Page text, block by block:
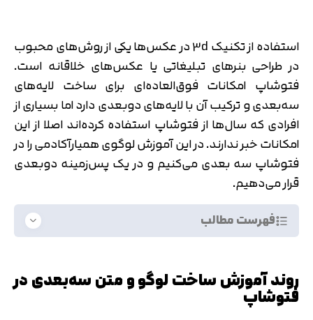
استفاده از تکنیک 3d در عکس‌ها یکی از روش‌های محبوب
در طراحی بنرهای تبلیغاتی یا عکس‌های خلاقانه است.
فتوشاپ امکانات فوق‌العاده‌ای برای ساخت لایه‌های
سه‌بعدی و ترکیب آن با لایه‌های دوبعدی دارد اما بسیاری از
افرادی که سال‌ها از فتوشاپ استفاده کرده‌اند اصلا از این
امکانات خبر ندارند. در این آموزش لوگوی همیارآکادمی را در
فتوشاپ سه بعدی می‌کنیم و در یک پس‌زمینه دوبعدی
قرار می‌دهیم.
فهرست مطالب
روند آموزش ساخت لوگو و متن سه‌بعدی در
فتوشاپ